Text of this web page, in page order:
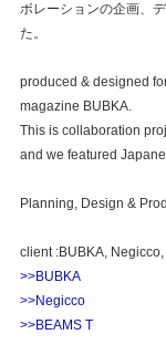
ボレーションの企画、
た。
produced & designed
magazine BUBKA.
This is collaboration
and we featured
Planning, Design &
client :BUBKA,
>>BUBKA
>>Negicco
>>BEAMS T